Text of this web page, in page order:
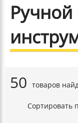
50 товаров
Сортировать